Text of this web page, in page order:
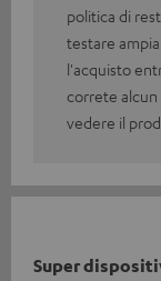
politica di
testare
l'acquisto
correte alcun
vedere il
Super